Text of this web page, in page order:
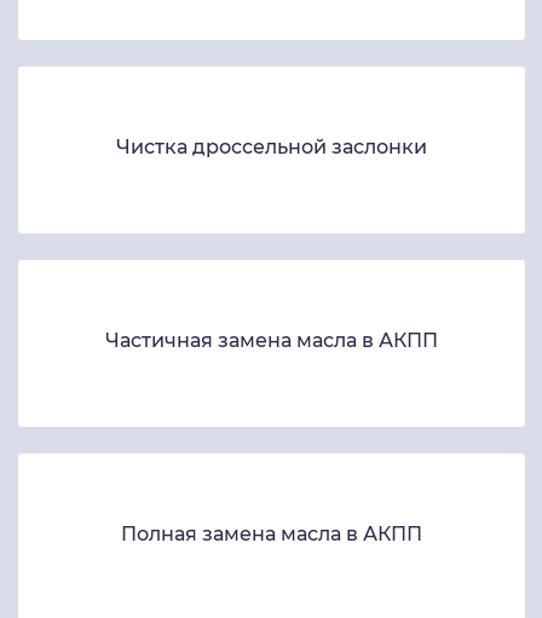
Чистка дроссельной заслонки
Частичная замена масла в АКПП
Полная замена масла в АКПП